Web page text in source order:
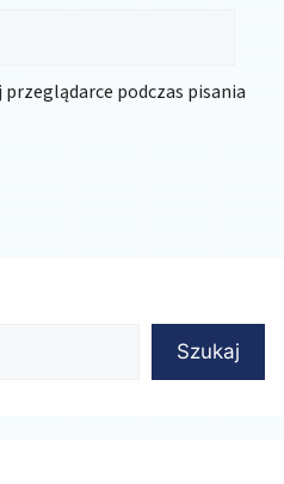
podczas pisania
Szukaj